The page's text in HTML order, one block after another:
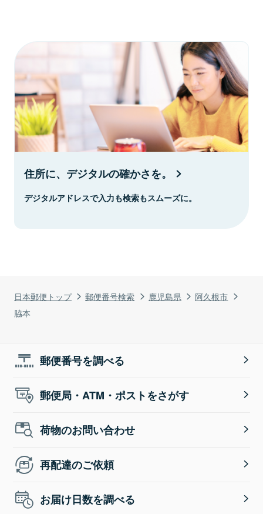
日本郵便トップ 郵便番号検索 鹿児島県
阿久根市
脇本
住所に、デジタルの確かさを。
デジタルアドレスで入力も検索もスムーズに。
郵便番号を調べる
郵便局・ATM・ポストをさがす
荷物のお問い合わせ
再配達のご依頼
お届け日数を調べる